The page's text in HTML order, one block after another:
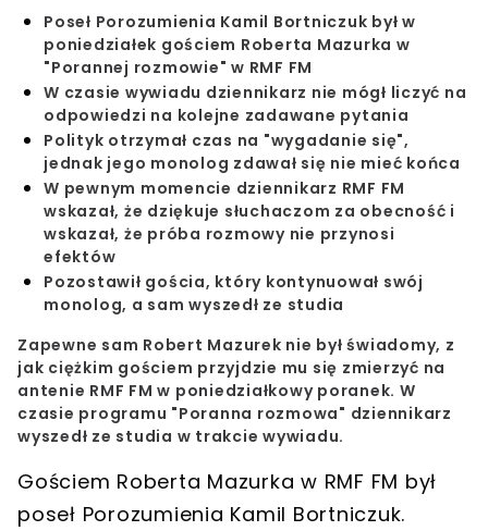
Poseł Porozumienia Kamil Bortniczuk był w
poniedziałek gościem Roberta Mazurka w
"Porannej rozmowie" w RMF FM
W czasie wywiadu dziennikarz nie mógł liczyć na
odpowiedzi na kolejne zadawane pytania
Polityk otrzymał czas na "wygadanie się",
jednak jego monolog zdawał się nie mieć końca
W pewnym momencie dziennikarz RMF FM
wskazał, że dziękuje słuchaczom za obecność i
wskazał, że próba rozmowy nie przynosi
efektów
Pozostawił gościa, który kontynuował swój
monolog, a sam wyszedł ze studia
Zapewne sam Robert Mazurek nie był świadomy, z
jak ciężkim gościem przyjdzie mu się zmierzyć na
antenie RMF FM w poniedziałkowy poranek. W
czasie programu "Poranna rozmowa" dziennikarz
wyszedł ze studia w trakcie wywiadu.
Gościem Roberta Mazurka w RMF FM był
poseł Porozumienia Kamil Bortniczuk.